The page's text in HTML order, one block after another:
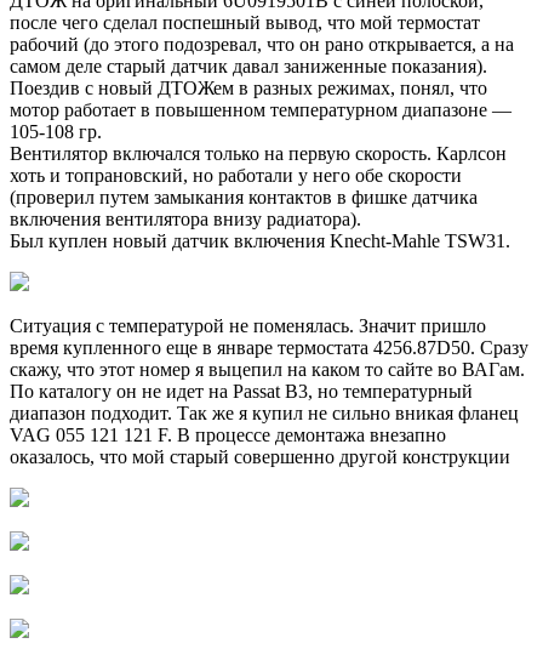
после чего сделал поспешный вывод, что мой термостат
рабочий (до этого подозревал, что он рано открывается, а на
самом деле старый датчик давал заниженные показания).
Поездив с новый ДТОЖем в разных режимах, понял, что
мотор работает в повышенном температурном диапазоне —
105-108 гр.
Вентилятор включался только на первую скорость. Карлсон
хоть и топрановский, но работали у него обе скорости
(проверил путем замыкания контактов в фишке датчика
включения вентилятора внизу радиатора).
Был куплен новый датчик включения Knecht-Mahle TSW31.
Ситуация с температурой не поменялась. Значит пришло
время купленного еще в январе термостата 4256.87D50. Сразу
скажу, что этот номер я выцепил на каком то сайте во ВАГам.
По каталогу он не идет на Passat B3, но температурный
диапазон подходит. Так же я купил не сильно вникая фланец
VAG 055 121 121 F. В процессе демонтажа внезапно
оказалось, что мой старый совершенно другой конструкции